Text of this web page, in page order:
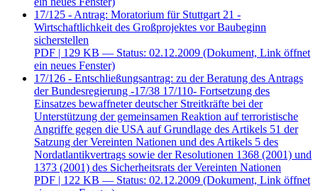
17/125 - Antrag: Moratorium für Stuttgart 21 -
Wirtschaftlichkeit des Großprojektes vor Baubeginn
sicherstellen
PDF | 129 KB — Status: 02.12.2009 (Dokument, Link öffnet
ein neues Fenster)
17/126 - Entschließungsantrag: zu der Beratung des Antrags
der Bundesregierung -17/38 17/110- Fortsetzung des
Einsatzes bewaffneter deutscher Streitkräfte bei der
Unterstützung der gemeinsamen Reaktion auf terroristische
Angriffe gegen die USA auf Grundlage des Artikels 51 der
Satzung der Vereinten Nationen und des Artikels 5 des
Nordatlantikvertrags sowie der Resolutionen 1368 (2001) und
1373 (2001) des Sicherheitsrats der Vereinten Nationen
PDF | 122 KB — Status: 02.12.2009 (Dokument, Link öffnet